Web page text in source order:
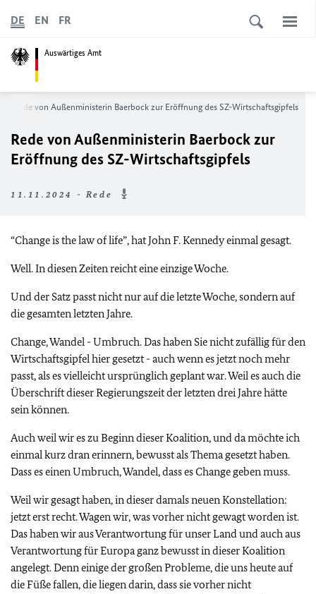
Auswärtiges Amt
DE EN FR
Rede von Außenministerin Baerbock zur Eröffnung des SZ-Wirtschaftsgipfels
Rede von Außenministerin Baerbock zur
Eröffnung des SZ-Wirtschaftsgipfels
11.11.2024 - Rede
“Change is the law of life”, hat John F. Kennedy einmal gesagt.
Well. In diesen Zeiten reicht eine einzige Woche.
Und der Satz passt nicht nur auf die letzte Woche, sondern auf
die gesamten letzten Jahre.
Change, Wandel - Umbruch. Das haben Sie nicht zufällig für den
Wirtschaftsgipfel hier gesetzt - auch wenn es jetzt noch mehr
passt, als es vielleicht ursprünglich geplant war. Weil es auch die
Überschrift dieser Regierungszeit der letzten drei Jahre hätte
sein können.
Auch weil wir es zu Beginn dieser Koalition, und da möchte ich
einmal kurz dran erinnern, bewusst als Thema gesetzt haben.
Dass es einen Umbruch, Wandel, dass es Change geben muss.
Weil wir gesagt haben, in dieser damals neuen Konstellation:
jetzt erst recht. Wagen wir, was vorher nicht gewagt worden ist.
Das haben wir aus Verantwortung für unser Land und auch aus
Verantwortung für Europa ganz bewusst in dieser Koalition
angelegt. Denn einige der großen Probleme, die uns heute auf
die Füße fallen, die liegen darin, dass sie vorher nicht